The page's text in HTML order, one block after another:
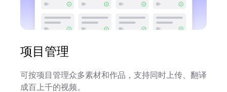
项目管理
可按项目管理众多素材和作品，支持同时上传、翻译
成百上千的视频。